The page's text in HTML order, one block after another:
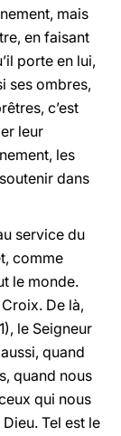
mais
en faisant
porte en lui,
ses ombres,
c’est
leur
les
dans
service du
comme
le monde.
De là,
le Seigneur
quand
quand nous
qui nous
Tel est le